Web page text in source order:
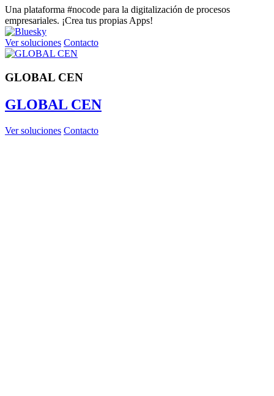
Una plataforma #nocode para la digitalización de procesos
empresariales. ¡Crea tus propias Apps!
Ver soluciones Contacto
GLOBAL CEN
GLOBAL CEN
Ver soluciones Contacto